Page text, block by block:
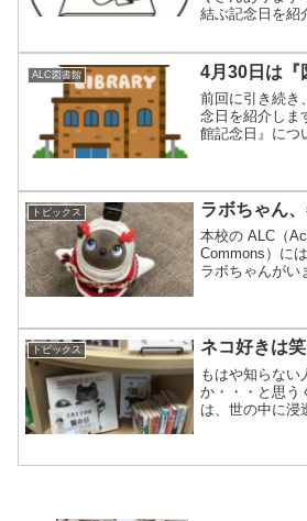
結ぶ記念日を紹
けては、4月2
にはじまり、4
日』、4月23日
週間』、4月.....
ALC図書館 4月30日は『
前回に引き続き
念日を紹介しま
館記念日』につ
定められてい
基本法（昭和22
トピックス ラボちゃん
本校の ALC（
Commons）に
ラボちゃんがい
かわいい姿で
ます😊✨生徒と
て、.....
トピックス ネコ好きは
もはや知らない
か・・・と思
は、世の中に
せが、リズミ
猫の日の由来